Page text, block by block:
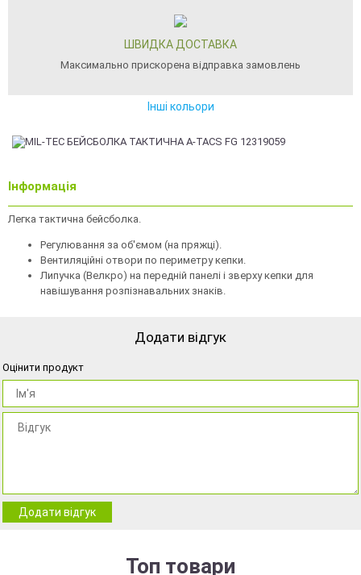
ШВИДКА ДОСТАВКА
Максимально прискорена відправка замовлень
Інші кольори
Інформація
Легка тактична бейсболка.
Регулювання за об'ємом (на пряжці).
Вентиляційні отвори по периметру кепки.
Липучка (Велкро) на передній панелі і зверху кепки для
навішування розпізнавальних знаків.
Додати відгук
Оцінити продукт
Додати відгук
Топ товари